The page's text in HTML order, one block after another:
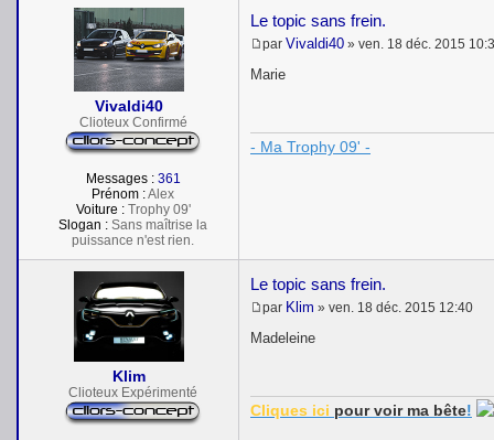
Vivaldi40
Clioteux Confirmé
Messages : 361
Prénom :Alex
Voiture :Trophy 09'
Slogan : Sans maîtrise la
puissance n'est rien.
Le topic sans frein.
M
e
g
e
par Vivaldi40 » ven. 18 déc. 2015
Marie
- Ma Trophy 09' -
Klim
Clioteux Expérimenté
Le topic sans frein.
M
e
g
e
par Klim » ven. 18 déc. 2015 12:40
Madeleine
Cliques ici pour voir ma bête!